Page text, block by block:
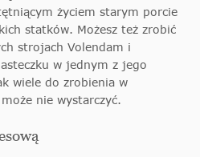
życiem starym porcie
statków. Możesz też zrobić
strojach Volendam i
w jednym z jego
wiele do zrobienia w
nie wystarczyć.